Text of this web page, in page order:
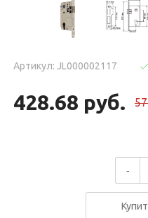
Артикул: JL000002117
428.68 руб.
-